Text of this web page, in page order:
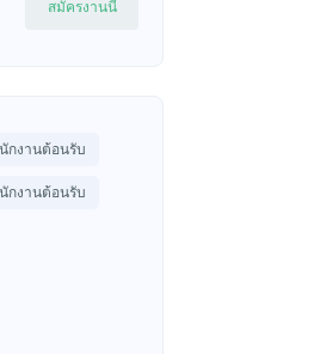
สมัครงานนี้
กงานต้อนรับ
กงานต้อนรับ